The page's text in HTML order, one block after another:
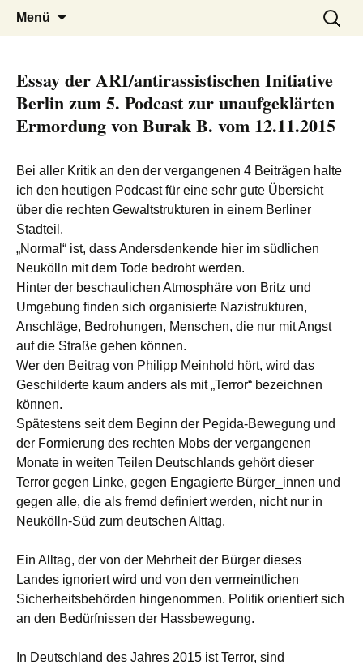
burak
Menü
Suchen
nach:
Essay der ARI/antirassistischen Initiative
Berlin zum 5. Podcast zur unaufgeklärten
Ermordung von Burak B. vom 12.11.2015
Bei aller Kritik an den der vergangenen 4 Beiträgen halte
ich den heutigen Podcast für eine sehr gute Übersicht
über die rechten Gewaltstrukturen in einem Berliner
Stadteil.
„Normal“ ist, dass Andersdenkende hier im südlichen
Neukölln mit dem Tode bedroht werden.
Hinter der beschaulichen Atmosphäre von Britz und
Umgebung finden sich organisierte Nazistrukturen,
Anschläge, Bedrohungen, Menschen, die nur mit Angst
auf die Straße gehen können.
Wer den Beitrag von Philipp Meinhold hört, wird das
Geschilderte kaum anders als mit „Terror“ bezeichnen
können.
Spätestens seit dem Beginn der Pegida-Bewegung und
der Formierung des rechten Mobs der vergangenen
Monate in weiten Teilen Deutschlands gehört dieser
Terror gegen Linke, gegen Engagierte Bürger_innen und
gegen alle, die als fremd definiert werden, nicht nur in
Neukölln-Süd zum deutschen Alttag.
Ein Alltag, der von der Mehrheit der Bürger dieses
Landes ignoriert wird und von den vermeintlichen
Sicherheitsbehörden hingenommen. Politik orientiert sich
an den Bedürfnissen der Hassbewegung.
In Deutschland des Jahres 2015 ist Terror, sind